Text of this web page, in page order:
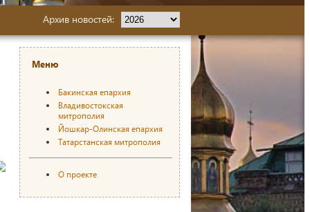
Архив новостей:
Меню
Бакинская епархия
Владивостокская
митрополия
Йошкар-Олинская епархия
Татарстанская митрополия
О проекте